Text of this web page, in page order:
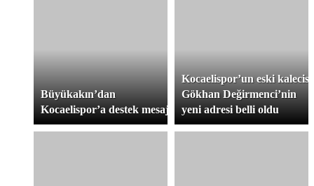
Büyükakın’dan
Kocaelispor’a destek mesajı
Kocaelispor’un eski kalecisi
Gökhan Değirmenci’nin
yeni adresi belli oldu